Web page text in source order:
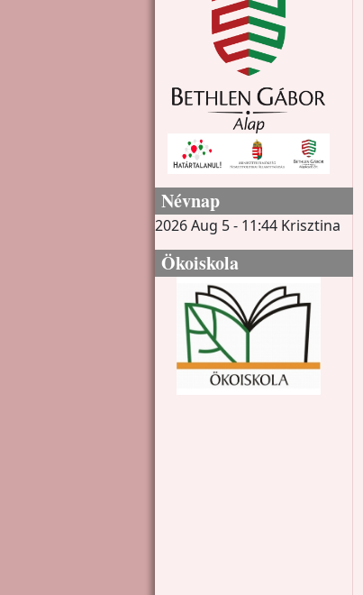
Névnap
2026 Aug 5 - 11:44 Krisztina
Ökoiskola